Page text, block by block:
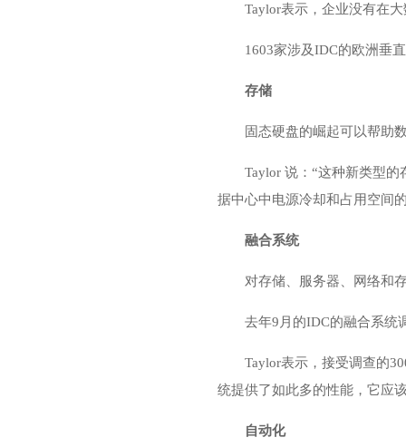
Taylor表示，企业没有在
1603家涉及IDC的欧洲垂
存储
固态硬盘的崛起可以帮助
Taylor 说：“这种新类型
据中心中电源冷却和占用空间
融合系统
对存储、服务器、网络和
去年9月的IDC的融合系统
Taylor表示，接受调查的
统提供了如此多的性能，它应
自动化